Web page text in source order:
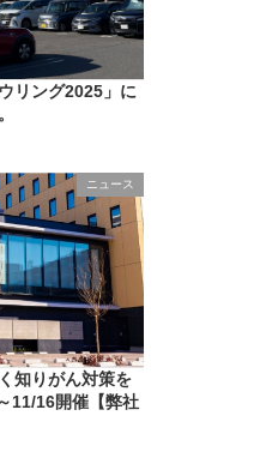
リング2025」に
ニュース
知りがん対策を
11/16開催【弊社